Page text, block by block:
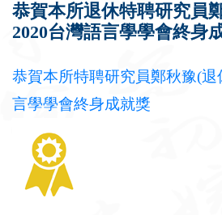
恭賀本所退休特聘研究員
2020台灣語言學學會終身
恭賀本所特聘研究員鄭秋豫(退
言學學會終身成就獎